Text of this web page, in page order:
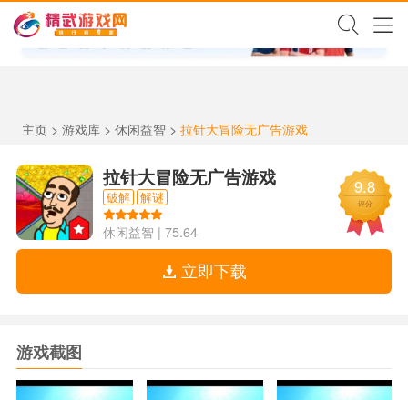
✕
主页> 游戏库> 休闲益智 > 拉针大冒险无广告游戏
拉针大冒险无广告游戏
破解 解谜
休闲益智 |75.64
9.8
评分
立即下载
游戏截图